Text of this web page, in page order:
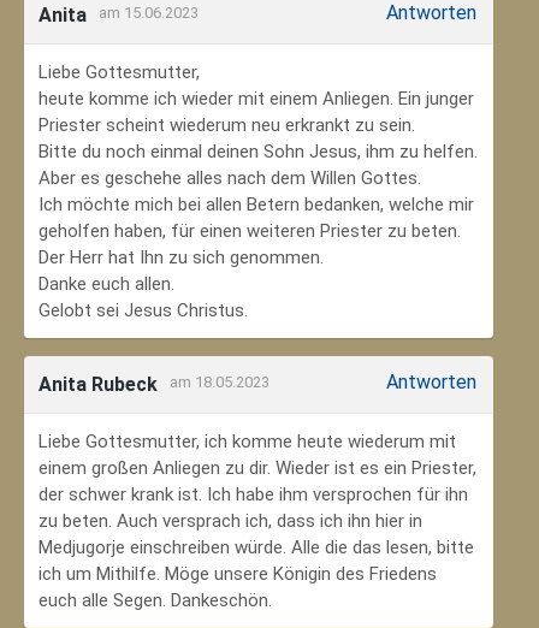
Anita am 15.06.2023 Antworten
Liebe Gottesmutter,
heute komme ich wieder mit einem Anliegen. Ein junger
Priester scheint wiederum neu erkrankt zu sein.
Bitte du noch einmal deinen Sohn Jesus, ihm zu helfen.
Aber es geschehe alles nach dem Willen Gottes.
Ich möchte mich bei allen Betern bedanken, welche mir
geholfen haben, für einen weiteren Priester zu beten.
Der Herr hat Ihn zu sich genommen.
Danke euch allen.
Gelobt sei Jesus Christus.
Anita Rubeck am 18.05.2023 Antworten
Liebe Gottesmutter, ich komme heute wiederum mit
einem großen Anliegen zu dir. Wieder ist es ein Priester,
der schwer krank ist. Ich habe ihm versprochen für ihn
zu beten. Auch versprach ich, dass ich ihn hier in
Medjugorje einschreiben würde. Alle die das lesen, bitte
ich um Mithilfe. Möge unsere Königin des Friedens
euch alle Segen. Dankeschön.